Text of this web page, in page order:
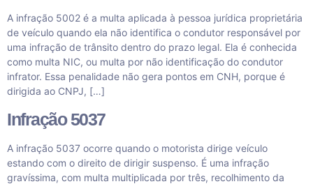
A infração 5002 é a multa aplicada à pessoa jurídica proprietária
de veículo quando ela não identifica o condutor responsável por
uma infração de trânsito dentro do prazo legal. Ela é conhecida
como multa NIC, ou multa por não identificação do condutor
infrator. Essa penalidade não gera pontos em CNH, porque é
dirigida ao CNPJ, […]
Infração 5037
A infração 5037 ocorre quando o motorista dirige veículo
estando com o direito de dirigir suspenso. É uma infração
gravíssima, com multa multiplicada por três, recolhimento da